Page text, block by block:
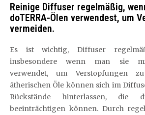
Reinige Diffuser regelmäßig,
doTERRA-Ölen verwendest, um
vermeiden.
Es ist wichtig, Diffuser
insbesondere wenn man sie mit
verwendet, um Verstopfungen
ätherischen Öle können sich im
Rückstände hinterlassen, die
beeinträchtigen können. Durch